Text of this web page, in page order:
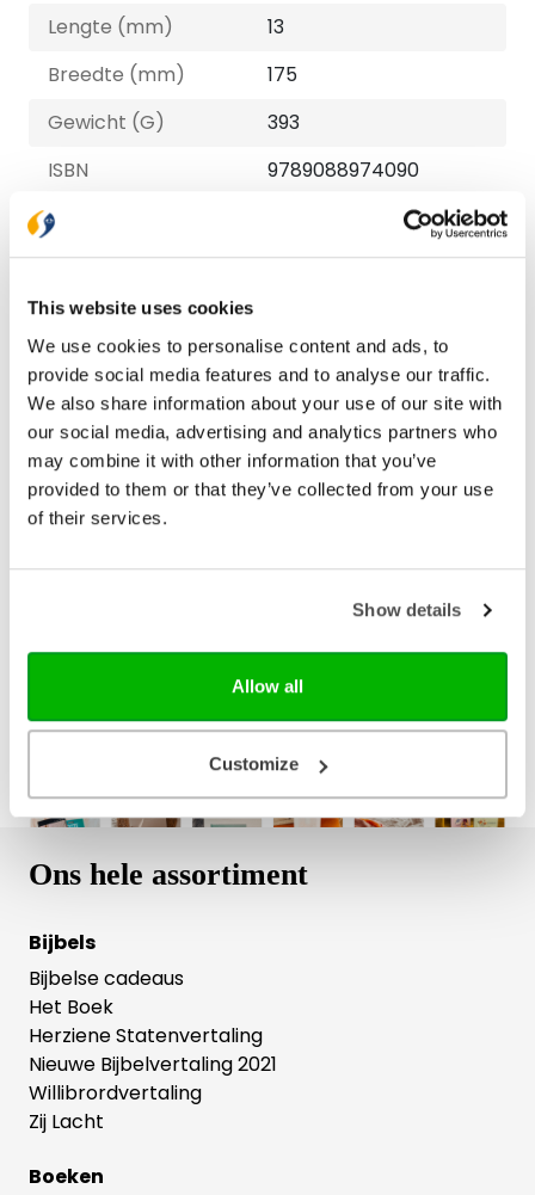
This website uses cookies
We use cookies to personalise content and ads, to
provide social media features and to analyse our traffic.
We also share information about your use of our site with
our social media, advertising and analytics partners who
may combine it with other information that you’ve
provided to them or that they’ve collected from your use
of their services.
Show details
Allow all
Customize
Lengte (mm)
13
Breedte (mm)
175
Gewicht (G)
393
ISBN
9789088974090
Druk
Verschijningsdatum
2024-11-15
NUR-code
Auteur
Willianne Treurniet-
Noteboom
Taal
Nederlands
Aantal pagina's
64
Bezorging binnen 1–2 werkdagen
Ons hele assortiment
Bijbels
Bijbelse cadeaus
Het Boek
Herziene Statenvertaling
Nieuwe Bijbelvertaling 2021
Willibrordvertaling
Zij Lacht
Boeken